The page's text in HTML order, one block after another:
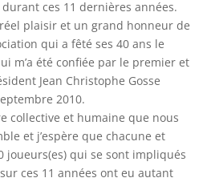
durant ces 11 dernières années.
plaisir et un grand honneur de
qui a fêté ses 40 ans le
m’a été confiée par le premier et
Jean Christophe Gosse
2010.
collective et humaine que nous
et j’espère que chacune et
joueurs(es) qui se sont impliqués
ces 11 années ont eu autant